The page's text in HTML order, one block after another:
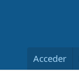
Acceder